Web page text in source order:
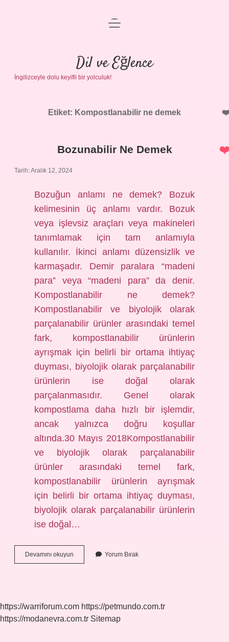
Anasayfa
Gizlilik Politikası
Yasal Uyarı
menüyü
Dil ve Eğlence
İngilizceyle dolu keyifli bir yolculuk!
Etiket: Kompostlanabilir ne demek
Bozunabilir Ne Demek
Tarih: Aralık 12, 2024
Bozuğun anlamı ne demek? Bozuk
kelimesinin üç anlamı vardır. Bozuk
veya işlevsiz araçları veya makineleri
tanımlamak için tam anlamıyla
kullanılır. İkinci anlamı düzensizlik ve
karmaşadır. Demir paralara “madeni
para” veya “madeni para” da denir.
Kompostlanabilir ne demek?
Kompostlanabilir ve biyolojik olarak
parçalanabilir ürünler arasındaki temel
fark, kompostlanabilir ürünlerin
ayrışmak için belirli bir ortama ihtiyaç
duyması, biyolojik olarak parçalanabilir
ürünlerin ise doğal olarak
parçalanmasıdır. Genel olarak
kompostlama daha hızlı bir işlemdir,
ancak yalnızca doğru koşullar
altında.30 Mayıs 2018Kompostlanabilir
ve biyolojik olarak parçalanabilir
ürünler arasındaki temel fark,
kompostlanabilir ürünlerin ayrışmak
için belirli bir ortama ihtiyaç duyması,
biyolojik olarak parçalanabilir ürünlerin
ise doğal…
Devamını okuyun Bozunabilir
Ne
Yorum Bırak
https://warriforum.com https://petmundo.com.tr
https://modanevra.com.tr Sitemap